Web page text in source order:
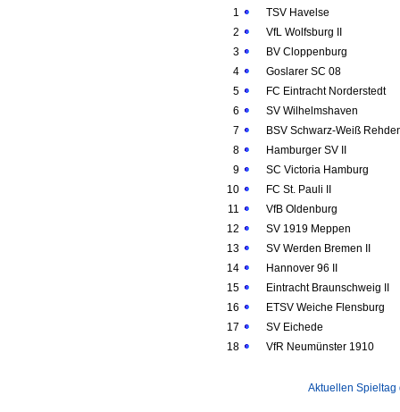
1
TSV Havelse
2
VfL Wolfsburg II
3
BV Cloppenburg
4
Goslarer SC 08
5
FC Eintracht Norderstedt
6
SV Wilhelmshaven
7
BSV Schwarz-Weiß
8
Hamburger SV II
9
SC Victoria Hamburg
10
FC St. Pauli II
11
VfB Oldenburg
12
SV 1919 Meppen
13
SV Werden Bremen II
14
Hannover 96 II
15
Eintracht Braunschweig II
16
ETSV Weiche Flensburg
17
SV Eichede
18
VfR Neumünster 1910
Aktuellen Spieltag